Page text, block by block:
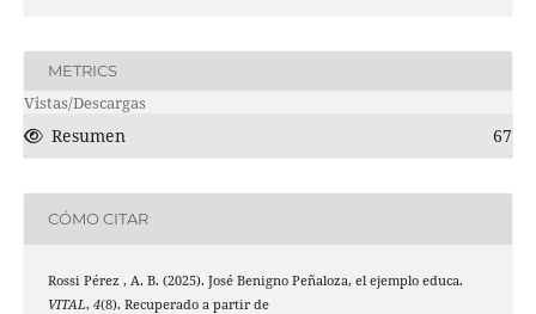
METRICS
Vistas/Descargas
Resumen 67
CÓMO CITAR
Rossi Pérez , A. B. (2025). José Benigno Peñaloza, el ejemplo educa.
VITAL, 4(8). Recuperado a partir de